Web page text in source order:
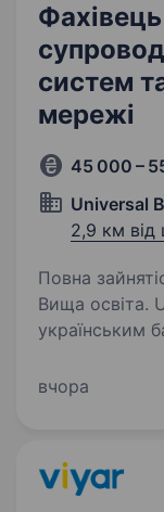
Фахівець
систем
мережі
45 000 –
Universal
2,9 км від
Повна
Вища освіта. Universal Bank є сучасним
українським
успішному
вчора